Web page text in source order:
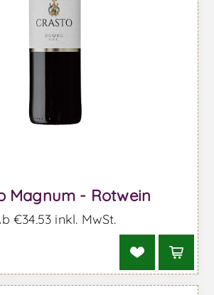
Magnum - Rotwein
€34,53 inkl. MwSt.